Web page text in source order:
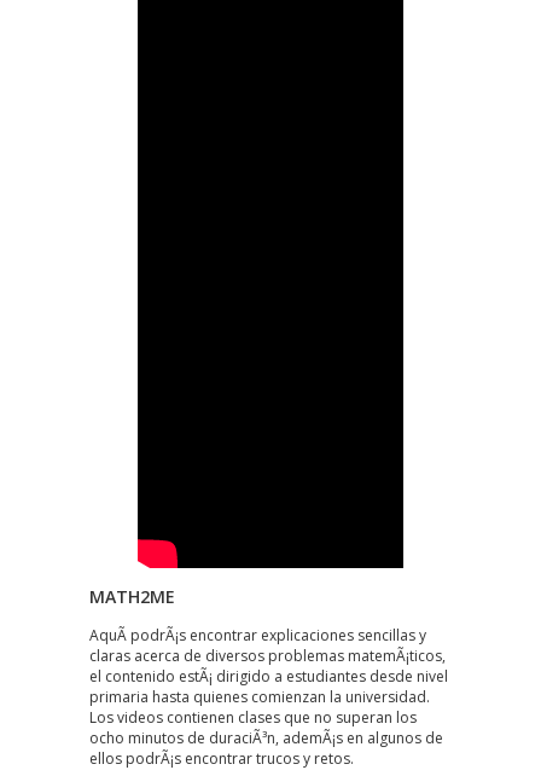
MATH2ME
AquÃ­ podrÃ¡s encontrar explicaciones sencillas y
claras acerca de diversos problemas matemÃ¡ticos,
el contenido estÃ¡ dirigido a estudiantes desde nivel
primaria hasta quienes comienzan la universidad.
Los videos contienen clases que no superan los
ocho minutos de duraciÃ³n, ademÃ¡s en algunos de
ellos podrÃ¡s encontrar trucos y retos.